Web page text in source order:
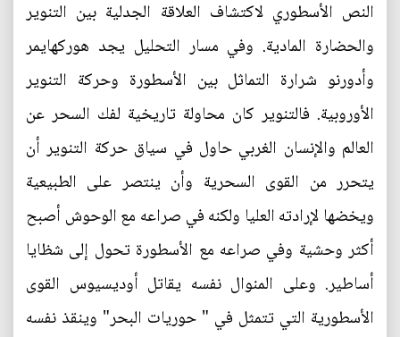
النص الأسطوري لاكتشاف العلاقة الجدلية بين التنوير
والحضارة المادية. وفي مسار التحليل يجد هوركهايمر
وأدورنو شرارة التماثل بين الأسطورة وحركة التنوير
الأوروبية. فالتنوير كان محاولة تاريخية لفك السحر عن
العالم والإنسان الغربي حاول في سياق حركة التنوير أن
يتحرر من القوى السحرية وأن ينتصر على الطبيعية
ويخضها لإرادته العليا ولكنه في صراعه مع الوحوش أصبح
أكثر وحشية وفي صراعه مع الأسطورة تحول إلى شظايا
أساطير. وعلى المنوال نفسه يقاتل أوديسيوس القوى
الأسطورية التي تتمثل في " حوريات البحر" وينقذ نفسه